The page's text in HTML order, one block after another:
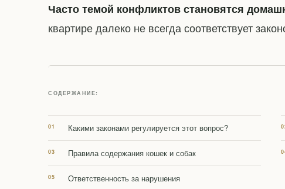
Часто темой конфликтов становятся
квартире далеко не всегда соответствует
СОДЕРЖАНИЕ:
Какими законами регулируется этот вопрос?
Правила содержания кошек и собак
Ответственность за нарушения